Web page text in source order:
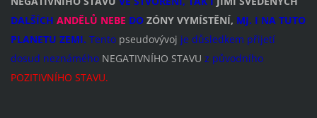
DALŠÍCH ANDĚLŮ NEBE DO ZÓNY VYMÍSTĚNÍ, MJ. I NA TUTO
PLANETU ZEMI. Tentopseudovývoj je důsledkem přijetí
dosud neznámého NEGATIVNÍHO STAVU z původního
POZITIVNÍHO STAVU.